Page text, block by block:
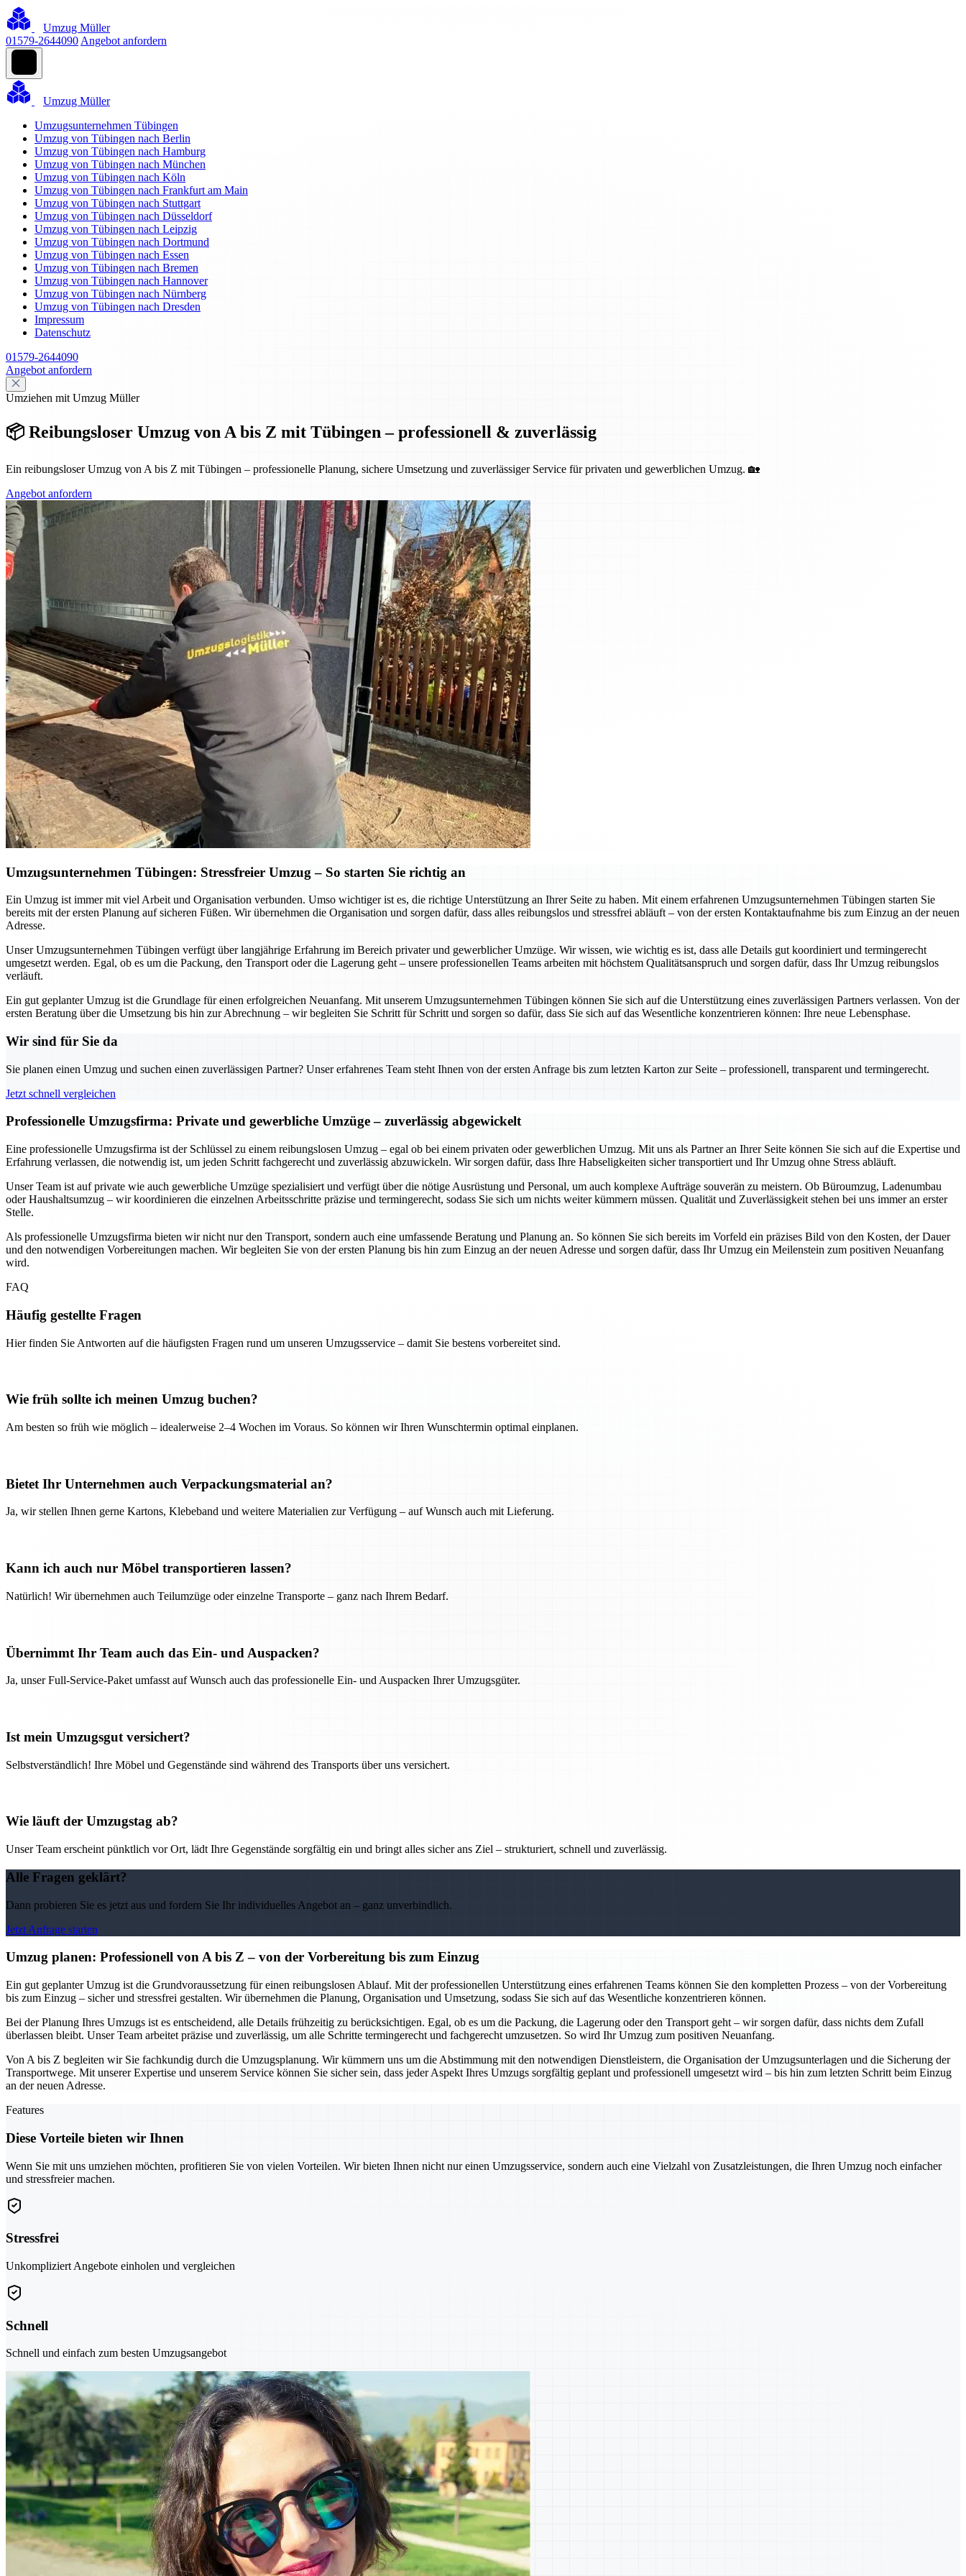
Umzug Müller
01579-2644090 Angebot anfordern
Umzug Müller
Umzugsunternehmen Tübingen
Umzug von Tübingen nach Berlin
Umzug von Tübingen nach Hamburg
Umzug von Tübingen nach München
Umzug von Tübingen nach Köln
Umzug von Tübingen nach Frankfurt am Main
Umzug von Tübingen nach Stuttgart
Umzug von Tübingen nach Düsseldorf
Umzug von Tübingen nach Leipzig
Umzug von Tübingen nach Dortmund
Umzug von Tübingen nach Essen
Umzug von Tübingen nach Bremen
Umzug von Tübingen nach Hannover
Umzug von Tübingen nach Nürnberg
Umzug von Tübingen nach Dresden
Impressum
Datenschutz
01579-2644090
Angebot anfordern
Umziehen mit Umzug Müller
📦 Reibungsloser Umzug von A bis Z mit Tübingen – professionell & zuverlässig
Ein reibungsloser Umzug von A bis Z mit Tübingen – professionelle Planung, sichere Umsetzung und zuverlässiger Service für privaten und gewerblichen Umzug. 🏡
Angebot anfordern
Umzugsunternehmen Tübingen: Stressfreier Umzug – So starten Sie richtig an
Ein Umzug ist immer mit viel Arbeit und Organisation verbunden. Umso wichtiger ist es, die richtige Unterstützung an Ihrer Seite zu haben. Mit einem erfahrenen Umzugsunternehmen Tübingen starten Sie
bereits mit der ersten Planung auf sicheren Füßen. Wir übernehmen die Organisation und sorgen dafür, dass alles reibungslos und stressfrei abläuft – von der ersten Kontaktaufnahme bis zum Einzug an der neuen
Adresse.
Unser Umzugsunternehmen Tübingen verfügt über langjährige Erfahrung im Bereich privater und gewerblicher Umzüge. Wir wissen, wie wichtig es ist, dass alle Details gut koordiniert und termingerecht
umgesetzt werden. Egal, ob es um die Packung, den Transport oder die Lagerung geht – unsere professionellen Teams arbeiten mit höchstem Qualitätsanspruch und sorgen dafür, dass Ihr Umzug reibungslos
verläuft.
Ein gut geplanter Umzug ist die Grundlage für einen erfolgreichen Neuanfang. Mit unserem Umzugsunternehmen Tübingen können Sie sich auf die Unterstützung eines zuverlässigen Partners verlassen. Von der
ersten Beratung über die Umsetzung bis hin zur Abrechnung – wir begleiten Sie Schritt für Schritt und sorgen so dafür, dass Sie sich auf das Wesentliche konzentrieren können: Ihre neue Lebensphase.
Wir sind für Sie da
Sie planen einen Umzug und suchen einen zuverlässigen Partner? Unser erfahrenes Team steht Ihnen von der ersten Anfrage bis zum letzten Karton zur Seite – professionell, transparent und termingerecht.
Jetzt schnell vergleichen
Professionelle Umzugsfirma: Private und gewerbliche Umzüge – zuverlässig abgewickelt
Eine professionelle Umzugsfirma ist der Schlüssel zu einem reibungslosen Umzug – egal ob bei einem privaten oder gewerblichen Umzug. Mit uns als Partner an Ihrer Seite können Sie sich auf die Expertise und
Erfahrung verlassen, die notwendig ist, um jeden Schritt fachgerecht und zuverlässig abzuwickeln. Wir sorgen dafür, dass Ihre Habseligkeiten sicher transportiert und Ihr Umzug ohne Stress abläuft.
Unser Team ist auf private wie auch gewerbliche Umzüge spezialisiert und verfügt über die nötige Ausrüstung und Personal, um auch komplexe Aufträge souverän zu meistern. Ob Büroumzug, Ladenumbau
oder Haushaltsumzug – wir koordinieren die einzelnen Arbeitsschritte präzise und termingerecht, sodass Sie sich um nichts weiter kümmern müssen. Qualität und Zuverlässigkeit stehen bei uns immer an erster
Stelle.
Als professionelle Umzugsfirma bieten wir nicht nur den Transport, sondern auch eine umfassende Beratung und Planung an. So können Sie sich bereits im Vorfeld ein präzises Bild von den Kosten, der Dauer
und den notwendigen Vorbereitungen machen. Wir begleiten Sie von der ersten Planung bis hin zum Einzug an der neuen Adresse und sorgen dafür, dass Ihr Umzug ein Meilenstein zum positiven Neuanfang
wird.
FAQ
Häufig gestellte Fragen
Hier finden Sie Antworten auf die häufigsten Fragen rund um unseren Umzugsservice – damit Sie bestens vorbereitet sind.
Wie früh sollte ich meinen Umzug buchen?
Am besten so früh wie möglich – idealerweise 2–4 Wochen im Voraus. So können wir Ihren Wunschtermin optimal einplanen.
Bietet Ihr Unternehmen auch Verpackungsmaterial an?
Ja, wir stellen Ihnen gerne Kartons, Klebeband und weitere Materialien zur Verfügung – auf Wunsch auch mit Lieferung.
Kann ich auch nur Möbel transportieren lassen?
Natürlich! Wir übernehmen auch Teilumzüge oder einzelne Transporte – ganz nach Ihrem Bedarf.
Übernimmt Ihr Team auch das Ein- und Auspacken?
Ja, unser Full-Service-Paket umfasst auf Wunsch auch das professionelle Ein- und Auspacken Ihrer Umzugsgüter.
Ist mein Umzugsgut versichert?
Selbstverständlich! Ihre Möbel und Gegenstände sind während des Transports über uns versichert.
Wie läuft der Umzugstag ab?
Unser Team erscheint pünktlich vor Ort, lädt Ihre Gegenstände sorgfältig ein und bringt alles sicher ans Ziel – strukturiert, schnell und zuverlässig.
Alle Fragen geklärt?
Dann probieren Sie es jetzt aus und fordern Sie Ihr individuelles Angebot an – ganz unverbindlich.
Jetzt Anfrage starten
Umzug planen: Professionell von A bis Z – von der Vorbereitung bis zum Einzug
Ein gut geplanter Umzug ist die Grundvoraussetzung für einen reibungslosen Ablauf. Mit der professionellen Unterstützung eines erfahrenen Teams können Sie den kompletten Prozess – von der Vorbereitung
bis zum Einzug – sicher und stressfrei gestalten. Wir übernehmen die Planung, Organisation und Umsetzung, sodass Sie sich auf das Wesentliche konzentrieren können.
Bei der Planung Ihres Umzugs ist es entscheidend, alle Details frühzeitig zu berücksichtigen. Egal, ob es um die Packung, die Lagerung oder den Transport geht – wir sorgen dafür, dass nichts dem Zufall
überlassen bleibt. Unser Team arbeitet präzise und zuverlässig, um alle Schritte termingerecht und fachgerecht umzusetzen. So wird Ihr Umzug zum positiven Neuanfang.
Von A bis Z begleiten wir Sie fachkundig durch die Umzugsplanung. Wir kümmern uns um die Abstimmung mit den notwendigen Dienstleistern, die Organisation der Umzugsunterlagen und die Sicherung der
Transportwege. Mit unserer Expertise und unserem Service können Sie sicher sein, dass jeder Aspekt Ihres Umzugs sorgfältig geplant und professionell umgesetzt wird – bis hin zum letzten Schritt beim Einzug
an der neuen Adresse.
Features
Diese Vorteile bieten wir Ihnen
Wenn Sie mit uns umziehen möchten, profitieren Sie von vielen Vorteilen. Wir bieten Ihnen nicht nur einen Umzugsservice, sondern auch eine Vielzahl von Zusatzleistungen, die Ihren Umzug noch einfacher
und stressfreier machen.
Stressfrei
Unkompliziert Angebote einholen und vergleichen
Schnell
Schnell und einfach zum besten Umzugsangebot